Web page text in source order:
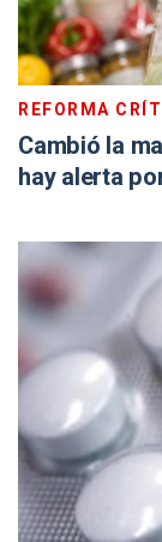
REFORMA
Cambió la
hay alerta